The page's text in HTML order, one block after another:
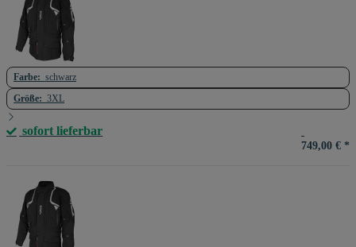
Farbe: schwarz
Größe: 3XL
sofort lieferbar
749,00 € *